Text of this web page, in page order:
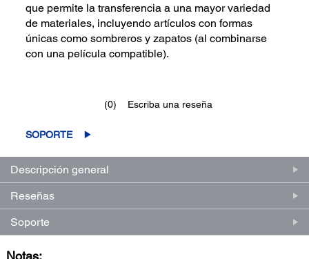
que permite la transferencia a una mayor variedad
de materiales, incluyendo artículos con formas
únicas como sombreros y zapatos (al combinarse
con una película compatible).
Sin
misma
página.
(0) Escriba una reseña
SOPORTE
Descripción general
Reseñas
Soporte
Notas: